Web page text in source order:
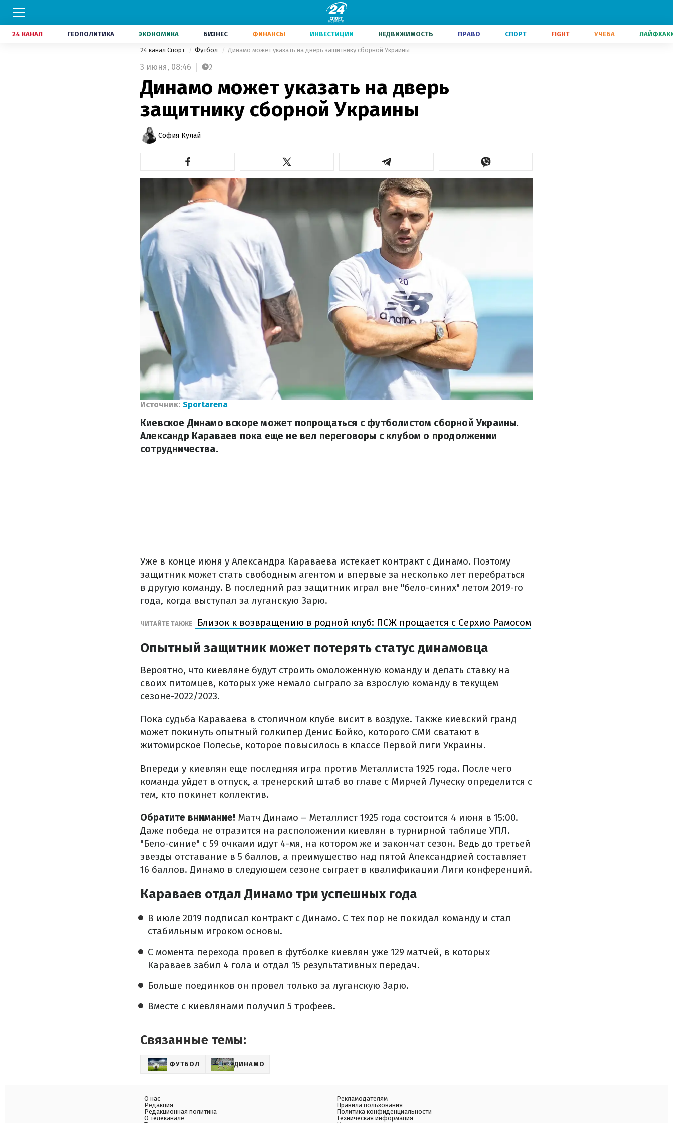
24 КАНАЛ ГЕОПОЛИТИКА ЭКОНОМИКА БИЗНЕС ФИНАНСЫ ИНВЕСТИЦИИ НЕДВИЖИМОСТЬ ПРАВО СПОРТ FIGHT УЧЕБА
24 канал Спорт Футбол Динамо может указать на дверь защитнику сборной Украины
3 июня, 08:46 2
Динамо может указать на дверь
защитнику сборной Украины
София Кулай
Источник: Sportarena
Киевское Динамо вскоре может попрощаться с футболистом сборной Украины.
Александр Караваев пока еще не вел переговоры с клубом о продолжении
сотрудничества.
Уже в конце июня у Александра Караваева истекает контракт с Динамо. Поэтому
защитник может стать свободным агентом и впервые за несколько лет перебраться
в другую команду. В последний раз защитник играл вне "бело-синих" летом 2019-го
года, когда выступал за луганскую Зарю.
ЧИТАЙТЕ ТАКЖЕ Близок к возвращению в родной клуб: ПСЖ прощается с Серхио Рамосом
Опытный защитник может потерять статус динамовца
Вероятно, что киевляне будут строить омоложенную команду и делать ставку на
своих питомцев, которых уже немало сыграло за взрослую команду в текущем
сезоне-2022/2023.
Пока судьба Караваева в столичном клубе висит в воздухе. Также киевский гранд
может покинуть опытный голкипер Денис Бойко, которого СМИ сватают в
житомирское Полесье, которое повысилось в классе Первой лиги Украины.
Впереди у киевлян еще последняя игра против Металлиста 1925 года. После чего
команда уйдет в отпуск, а тренерский штаб во главе с Мирчей Луческу определится с
тем, кто покинет коллектив.
Обратите внимание! Матч Динамо – Металлист 1925 года состоится 4 июня в 15:00.
Даже победа не отразится на расположении киевлян в турнирной таблице УПЛ.
"Бело-синие" с 59 очками идут 4-мя, на котором же и закончат сезон. Ведь до третьей
звезды отставание в 5 баллов, а преимущество над пятой Александрией составляет
16 баллов. Динамо в следующем сезоне сыграет в квалификации Лиги конференций.
Караваев отдал Динамо три успешных года
В июле 2019 подписал контракт с Динамо. С тех пор не покидал команду и стал
стабильным игроком основы.
С момента перехода провел в футболке киевлян уже 129 матчей, в которых
Караваев забил 4 гола и отдал 15 результативных передач.
Больше поединков он провел только за луганскую Зарю.
Вместе с киевлянами получил 5 трофеев.
Связанные темы:
ФУТБОЛ ДИНАМО
О нас
Редакция
Редакционная политика
О телеканале
Рекламодателям
Правила пользования
Политика конфиденциальности
Техническая информация